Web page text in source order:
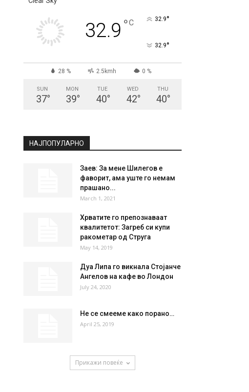
32.9 °C 32.9°
32.9°
28 % 2.5kmh 0 %
SUN
37°
MON
39°
TUE
40°
WED
42°
THU
40°
НАЈПОПУЛАРНО
Заев: За мене Шилегов е
фаворит, ама уште го немам
прашано...
March 1, 2021
Хрватите го препознаваат
квалитетот: Загреб си купи
ракометар од Струга
May 14, 2019
Дуа Липа го викнала Стојанче
Ангелов на кафе во Лондон
July 24, 2020
Не се смееме како порано…
April 25, 2019
Прикажи повеќе